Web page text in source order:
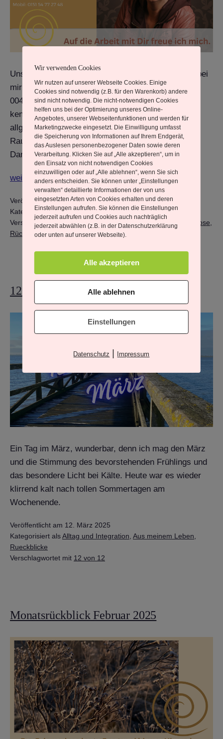
Unser erster Kontakt Du vereinbarst einen Termin bei
mir per Mail: Heilpraxis.nls@gmail.com oder Mobil:
0049 151 54 77 27 48 Wir lernen uns persönlich
kennen Wenn Du Fragen zu meiner Arbeit ganz
allgemein oder zu meiner Person hast, ist genug
Raum, diese Fragen im Vorwege zu besprechen.
Danach werde ich Dich bitte, von Dir zu…
Was
erwartet
Dich
beim
ersten
weiterlesen
Veröffentlicht am23. März 2025
Kategorisiert alsHeilarbeit & Transformation
Verschlagwortet mitBewusstsein, Clearing,Heilpraxis Hypnose,
Rückführung wie arbeite ich
12 von 12 im März
Ein Tag im März, wunderbar, denn ich mag den März
und die Stimmung des bevorstehenden Frühlings und
das besondere Licht bei Kälte. Heute war es wieder
klirrend kalt nach tollen Sommertagen am
Wochenende.
Veröffentlicht am 12. März 2025
Kategorisiert alsAlltag und Integration Aus meinem Leben
Rueckblicke
Verschlagwortet mit 12 von 12
Monatsrückblick Februar 2025
Wir verwenden Cookies
Wir nutzen auf unserer Webseite Cookies. Einige
Cookies sind notwendig (z.B. für den Warenkorb) andere
sind nicht notwendig. Die nicht-notwendigen Cookies
helfen uns bei der Optimierung unseres Online-
Angebotes, unserer Webseitenfunktionen und werden für
Marketingzwecke eingesetzt. Die Einwilligung umfasst
die Speicherung von Informationen auf Ihrem Endgerät,
das Auslesen personenbezogener Daten sowie deren
Verarbeitung. Klicken Sie auf „Alle akzeptieren“, um in
den Einsatz von nicht notwendigen Cookies
einzuwilligen oder auf „Alle ablehnen“, wenn Sie sich
anders entscheiden. Sie können unter „Einstellungen
verwalten“ detaillierte Informationen der von uns
eingesetzten Arten von Cookies erhalten und deren
Einstellungen aufrufen. Sie können die Einstellungen
jederzeit aufrufen und Cookies auch nachträglich
jederzeit abwählen (z.B. in der Datenschutzerklärung
oder unten auf unserer Webseite).
Alle akzeptieren
Alle ablehnen
Einstellungen
Datenschutz | Impressum